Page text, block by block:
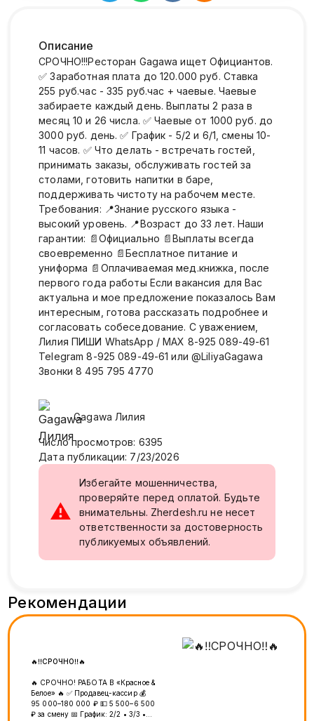
Описание
СРОЧНО!!!Ресторан Gagawa ищет Официантов.
✅ Заработная плата до 120.000 руб. Ставка
255 руб.час - 335 руб.час + чаевые. Чаевые
забираете каждый день. Выплаты 2 раза в
месяц 10 и 26 числа. ✅ Чаевые от 1000 руб. до
3000 руб. день. ✅ График - 5/2 и 6/1, смены 10-
11 часов. ✅ Что делать - встречать гостей,
принимать заказы, обслуживать гостей за
столами, готовить напитки в баре,
поддерживать чистоту на рабочем месте.
Требования: 📍Знание русского языка -
высокий уровень. 📍Возраст до 33 лет. Наши
гарантии: 📄Официально 📄Выплаты всегда
своевременно 📄Бесплатное питание и
униформа 📄Оплачиваемая мед.книжка, после
первого года работы Если вакансия для Вас
актуальна и мое предложение показалось Вам
интересным, готова рассказать подробнее и
согласовать собеседование. С уважением,
Лилия ПИШИ WhatsApp / MAX 8-925 089-49-61
Telegram 8-925 089-49-61 или @LiliyaGagawa
Звонки 8 495 795 4770
Gagawa Лилия
Число просмотров: 6395
Дата публикации: 7/23/2026
⚠
Избегайте мошенничества,
проверяйте перед оплатой. Будьте
внимательны. Zherdesh.ru не несет
ответственности за достоверность
публикуемых объявлений.
Рекомендации
🔥‼️СРОЧНО‼️🔥
🔥 СРОЧНО! РАБОТА В «Красное &
Белое» 🔥 ✅ Продавец-кассир 💰
95 000–180 000 ₽ 💵 5 500–6 500
₽ за смену 📅 График: 2/2 • 3/3 •